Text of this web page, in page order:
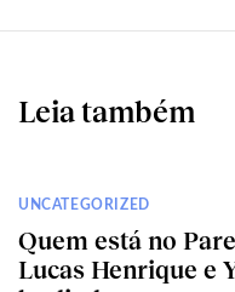
Leia também
UNCATEGORIZED
Quem está no
Lucas Henrique e